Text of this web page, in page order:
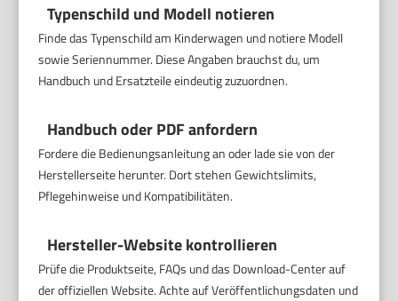
Typenschild und Modell notieren
Finde das Typenschild am Kinderwagen und notiere Modell
sowie Seriennummer. Diese Angaben brauchst du, um
Handbuch und Ersatzteile eindeutig zuzuordnen.
Handbuch oder PDF anfordern
Fordere die Bedienungsanleitung an oder lade sie von der
Herstellerseite herunter. Dort stehen Gewichtslimits,
Pflegehinweise und Kompatibilitäten.
Hersteller-Website kontrollieren
Prüfe die Produktseite, FAQs und das Download-Center auf
der offiziellen Website. Achte auf Veröffentlichungsdaten und